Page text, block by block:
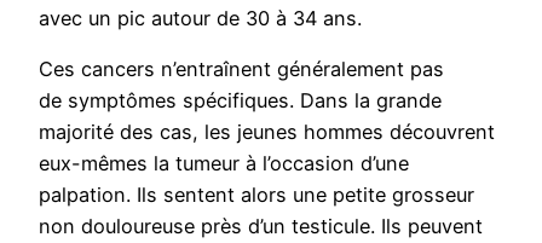
avec un pic autour de 30 à 34 ans.
Ces cancers n’entraînent généralement pas
de symptômes spécifiques. Dans la grande
majorité des cas, les jeunes hommes découvrent
eux-mêmes la tumeur à l’occasion d’une
palpation. Ils sentent alors une petite grosseur
non douloureuse près d’un testicule. Ils peuvent